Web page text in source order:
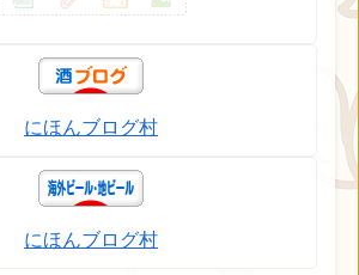
にほんブログ村
にほんブログ村